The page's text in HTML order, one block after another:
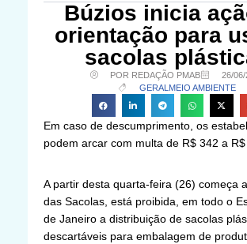
Búzios inicia
orientação para
sacolas
POR REDAÇÃO PMAB
26/06/
GERAL MEIO AMBIENTE
Em caso de descumprimento, os
podem arcar com multa de R$ 342 a
A partir desta quarta-feira (26) começa
das Sacolas, está proibida, em todo o
de Janeiro a distribuição de sacolas
descartáveis para embalagem de